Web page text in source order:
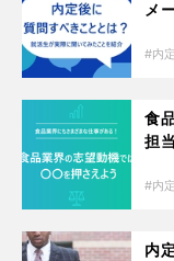
メ
内
食
担
内
内